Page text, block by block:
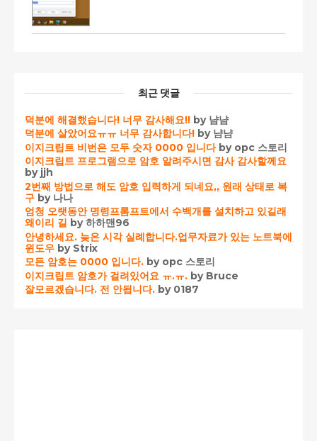
최근 댓글
덕분에 해결했습니다! 너무 감사해요!! by 냠냠
덕분에 살았어요ㅠㅠ 너무 감사합니다! by 냠냠
이지크립트 비번은 모두 숫자 0000 입니다by opc 스토리
이지크립트 프로그램으로 암호 알려주시면 감사 감사할께요
by jjh
2번째 방법으로 해도 암호 입력하게 되네요,, 원래 상태로 복
구 by 나나
엄청 오랫동안 명령프롬프트에서 수백개를 설치하고 있길래
왜이리 길 by 하하맨96
안녕하세요. 늦은 시각 실례합니다.업무자료가 있는 노트북에
윈도우 by Strix
모든 암호는 0000 입니다. by opc 스토리
이지크립트 암호가 걸려있어요 ㅠ.ㅠ. by Bruce
잘모르겠습니다. 전 안됩니다. by 0187